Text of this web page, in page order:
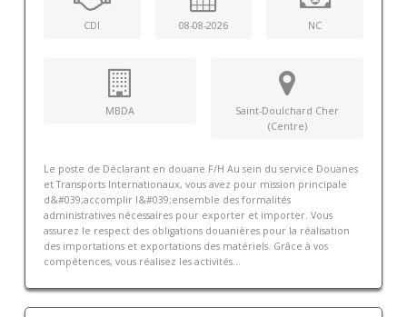
CDI 08-08-2026 NC
MBDA
Saint-Doulchard Cher
(Centre)
Le poste de Déclarant en douane F/H Au sein du service Douanes
et Transports Internationaux, vous avez pour mission principale
d&#039;accomplir l&#039;ensemble des formalités
administratives nécessaires pour exporter et importer. Vous
assurez le respect des obligations douanières pour la réalisation
des importations et exportations des matériels. Grâce à vos
compétences, vous réalisez les activités...